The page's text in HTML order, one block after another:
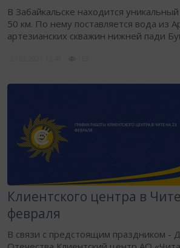
В Забайкальске находится
50 км. По нему поставляется вода из
артезианских скважин нижней пади
Клиентского центра в
февраля
В связи с предстоящим праздником -